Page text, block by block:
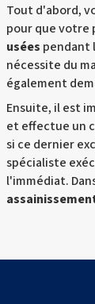
Tout d'abord,
pour que votre
usées pendant
nécessite du
également
Ensuite, il est
et effectue un
si ce dernier
spécialiste
l'immédiat.